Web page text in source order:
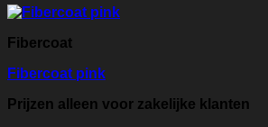
Fibercoat
Fibercoat pink
Prijzen alleen voor zakelijke klanten